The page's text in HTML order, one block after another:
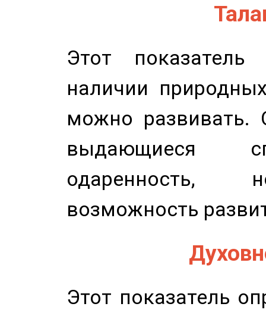
Этот показатель
наличии
можно развивать.
выдающиеся
одаренность,
возможность
Этот показатель